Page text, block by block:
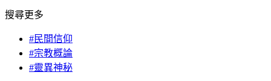
搜尋更多
#民間信仰
#宗教概論
#靈異神秘